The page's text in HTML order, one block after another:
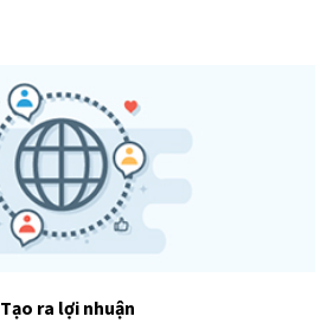
Tạo ra lợi nhuận